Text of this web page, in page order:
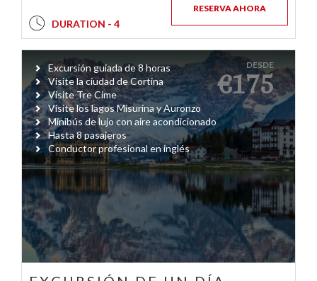
RESERVA AHORA
DURATION - 4
DESDE
€175
Excursión guiada de 8 horas
Visite la ciudad de Cortina
Visite Tre Cime
Visite los lagos Misurina y Auronzo
Minibús de lujo con aire acondicionado
Hasta 8 pasajeros
Conductor profesional en inglés